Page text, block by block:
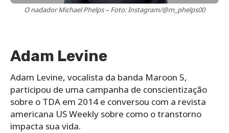
O nadador Michael Phelps – Foto: Instagram/@m_phelps00
Adam Levine
Adam Levine, vocalista da banda Maroon 5,
participou de uma campanha de conscientização
sobre o TDA em 2014 e conversou com a revista
americana US Weekly sobre como o transtorno
impacta sua vida.